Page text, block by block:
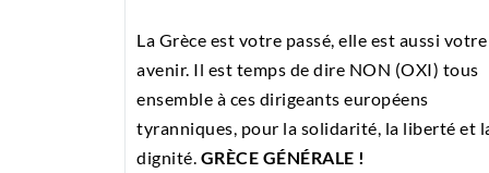
La Grèce est votre passé, elle est aussi votre
avenir. Il est temps de dire NON (OXI) tous
ensemble à ces dirigeants européens
tyranniques, pour la solidarité, la liberté et
dignité. GRÈCE GÉNÉRALE !